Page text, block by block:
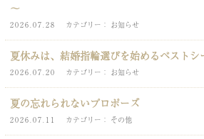
～
2026.07.28 カテゴリー お知らせ
夏休みは、結婚指輪選びを始めるベストシ
2026.07.20 カテゴリー お知らせ
夏の忘れられないプロポーズ
2026.07.11 カテゴリー その他